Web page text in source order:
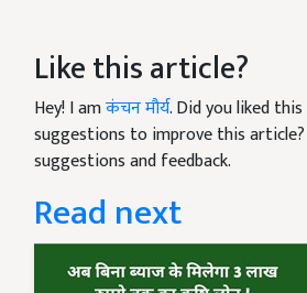
Like this article?
Hey! I amकंचन मौर्य. Did you liked
suggestions to improve this article?
suggestions and feedback.
Read next